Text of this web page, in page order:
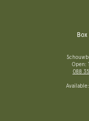
Open:
088